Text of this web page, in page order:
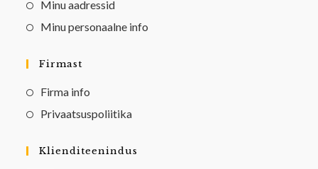
Minu aadressid
Minu personaalne info
Firmast
Firma info
Privaatsuspoliitika
Klienditeenindus